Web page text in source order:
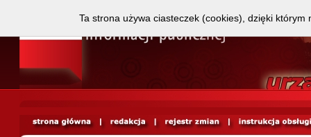
Ta strona używa ciasteczek (cookies), dzięki którym